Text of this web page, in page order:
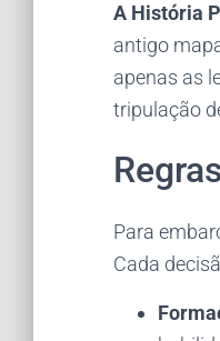
A História
antigo
apenas as
tripulação
Para
Cada